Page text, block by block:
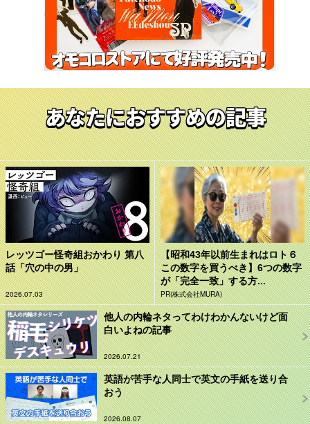
あなたにおすすめの記事
レッツゴー怪奇組おかわり 第八
話「穴の中の男」
2026.07.03
【昭和43年以前生まれはロト６
この数字を買うべき】6つの数字
が「完全一致」する方...
PR(株式会社MURA)
他人の内輪ネタってわけわかんないけど面
白いよねの記事
2026.07.21
英語が苦手な人同士で英文の手紙を送り合
おう
2026.08.07